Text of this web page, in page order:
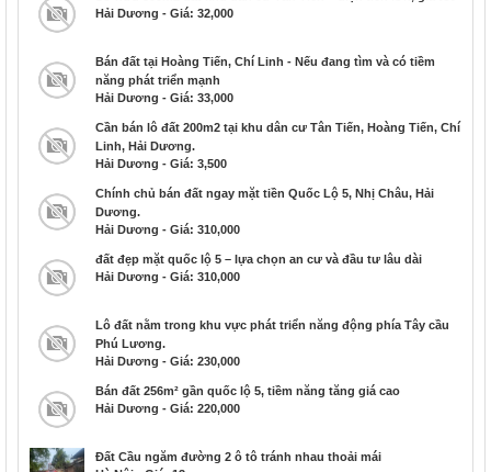
Hải Dương - Giá: 32,000
Bán đất tại Hoàng Tiến, Chí Linh - Nếu đang tìm và có tiềm
năng phát triển mạnh
Hải Dương - Giá: 33,000
Cần bán lô đất 200m2 tại khu dân cư Tân Tiến, Hoàng Tiến, Chí
Linh, Hải Dương.
Hải Dương - Giá: 3,500
Chính chủ bán đất ngay mặt tiền Quốc Lộ 5, Nhị Châu, Hải
Dương.
Hải Dương - Giá: 310,000
đất đẹp mặt quốc lộ 5 – lựa chọn an cư và đầu tư lâu dài
Hải Dương - Giá: 310,000
Lô đất nằm trong khu vực phát triển năng động phía Tây cầu
Phú Lương.
Hải Dương - Giá: 230,000
Bán đất 256m² gần quốc lộ 5, tiềm năng tăng giá cao
Hải Dương - Giá: 220,000
Đất Cầu ngăm đường 2 ô tô tránh nhau thoải mái